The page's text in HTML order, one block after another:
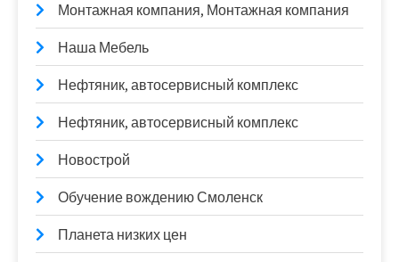
Монтажная компания, Монтажная компания
Наша Мебель
Нефтяник, автосервисный комплекс
Нефтяник, автосервисный комплекс
Новострой
Обучение вождению Смоленск
Планета низких цен